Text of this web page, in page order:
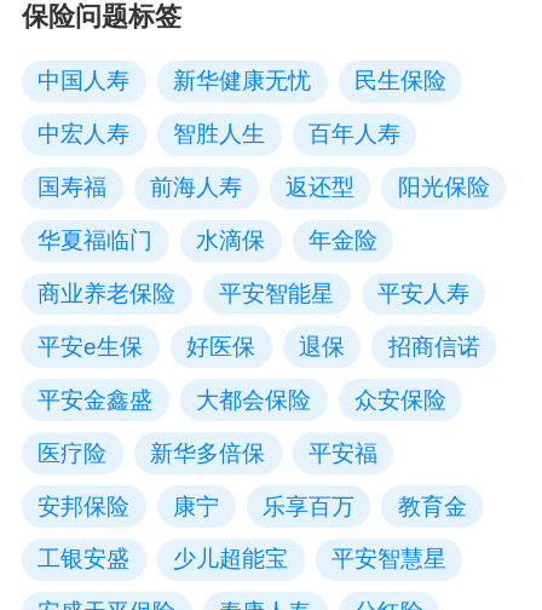
保险问题标签
中国人寿 新华健康无忧 民生保险
中宏人寿 智胜人生 百年人寿
国寿福 前海人寿 返还型 阳光保险
华夏福临门 水滴保 年金险
商业养老保险 平安智能星 平安人寿
平安e生保 好医保 退保 招商信诺
平安金鑫盛 大都会保险 众安保险
医疗险 新华多倍保 平安福
安邦保险 康宁 乐享百万 教育金
工银安盛 少儿超能宝 平安智慧星